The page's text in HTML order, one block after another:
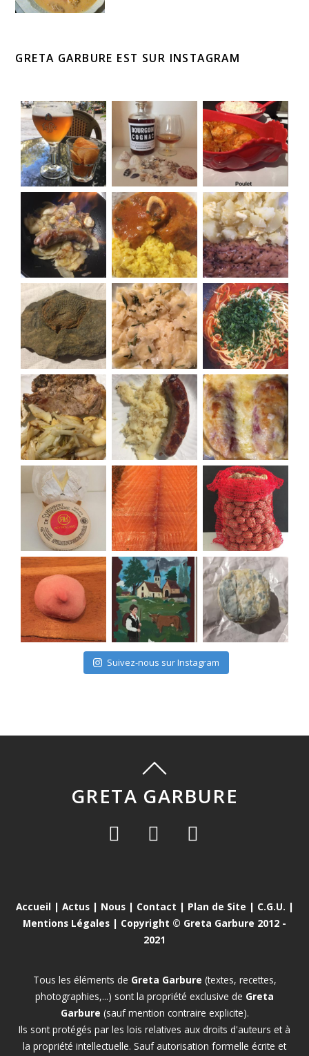
GRETA GARBURE EST SUR INSTAGRAM
Suivez-nous sur Instagram
GRETA GARBURE
Accueil | Actus| Nous| Contact | Plan de Site | C.G.U. |
Mentions Légales | Copyright © Greta Garbure 2012 -
2021
Tous les éléments de Greta Garbure (textes, recettes,
photographies,...) sont la propriété exclusive de Greta
Garbure (sauf mention contraire explicite).
Ils sont protégés par les lois relatives aux droits d'auteurs et à
la propriété intellectuelle. Sauf autorisation formelle écrite et